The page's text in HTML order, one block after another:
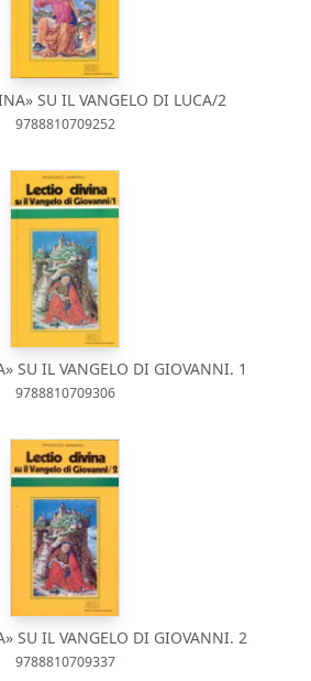
SU IL VANGELO DI LUCA/2
9788810709252
SU IL VANGELO DI GIOVANNI. 1
9788810709306
SU IL VANGELO DI GIOVANNI. 2
9788810709337